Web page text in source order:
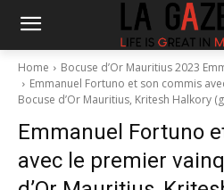
Home
Bocuse d’Or Mauritius 2023
Emmanuel Fortuno et son commis
Bocuse d’Or Mauritius, Kritesh Halkory
Emmanuel Fortuno
avec le premier